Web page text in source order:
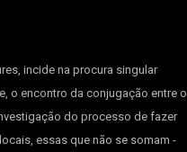
incide na procura singular
o encontro da conjugação entre o
do processo de fazer
essas que não se somam -